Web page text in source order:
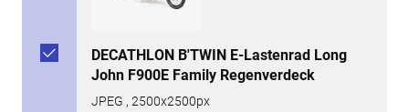
DECATHLON B'TWIN E-Lastenrad Long
John F900E Family Regenverdeck
JPEG , 2500x2500px